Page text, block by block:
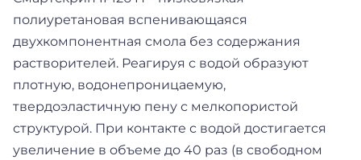
полиуретановая вспенивающаяся
двухкомпонентная смола без содержания
растворителей. Реагируя с водой образуют
плотную, водонепроницаемую,
твердоэластичную пену с мелкопористой
структурой. При контакте с водой достигается
увеличение в объеме до 40 раз (в свободном